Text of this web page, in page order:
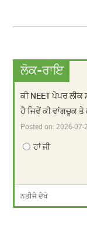
ਲੋਕ-ਰਾਇ
ਕੀ NEET ਪੇਪਰ ਲੀਕ
ਹੈ ਜਿਵੇਂ ਕੀ ਵਾਂਗਚੂਕ ਤੇ
Posted on:2026-07-
ਹਾਂ ਜੀ
ਨਤੀਜੇ ਦੇਖੋ